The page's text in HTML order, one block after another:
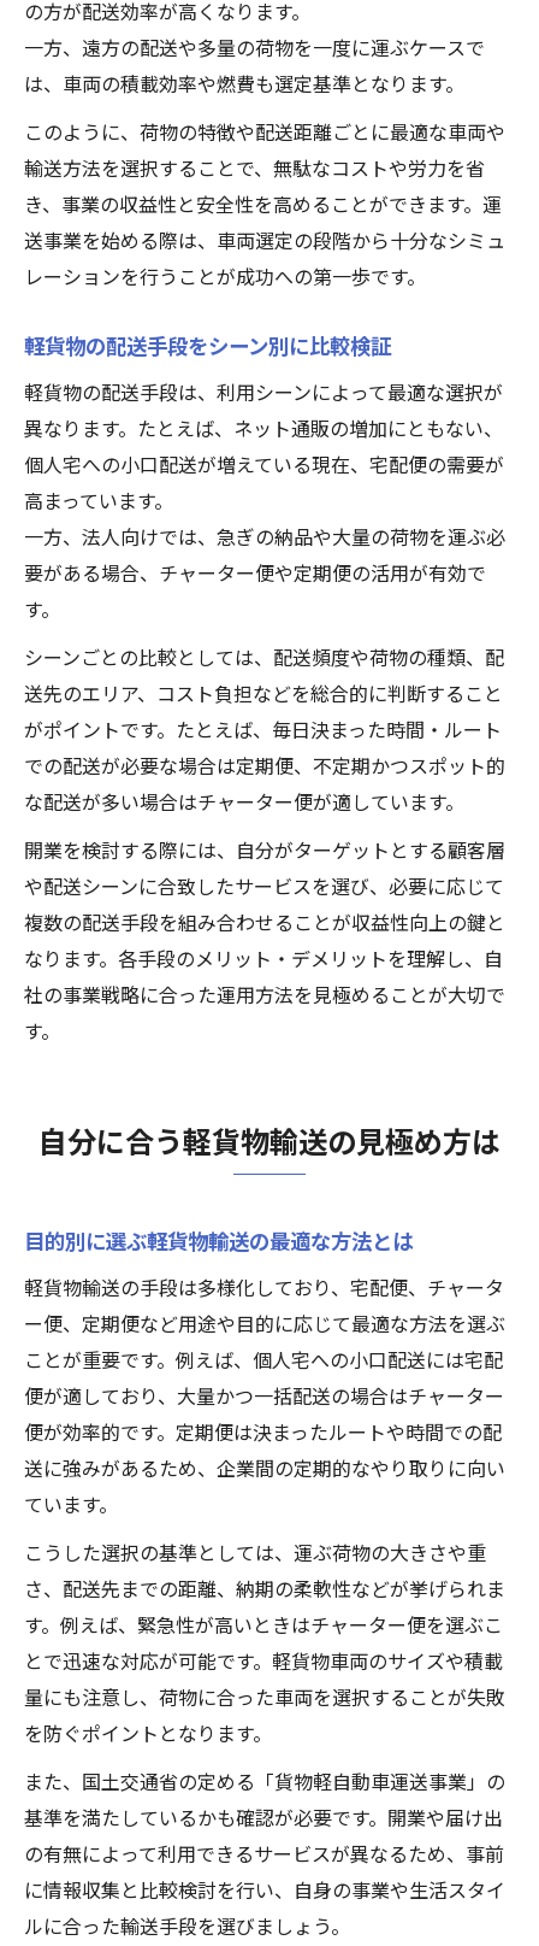
の方が配送効率が高くなります。
一方、遠方の配送や多量の荷物を一度に運ぶケースで
は、車両の積載効率や燃費も選定基準となります。
このように、荷物の特徴や配送距離ごとに最適な車両や
輸送方法を選択することで、無駄なコストや労力を省
き、事業の収益性と安全性を高めることができます。運
送事業を始める際は、車両選定の段階から十分なシミュ
レーションを行うことが成功への第一歩です。
軽貨物の配送手段をシーン別に比較検証
軽貨物の配送手段は、利用シーンによって最適な選択が
異なります。たとえば、ネット通販の増加にともない、
個人宅への小口配送が増えている現在、宅配便の需要が
高まっています。
一方、法人向けでは、急ぎの納品や大量の荷物を運ぶ必
要がある場合、チャーター便や定期便の活用が有効で
す。
シーンごとの比較としては、配送頻度や荷物の種類、配
送先のエリア、コスト負担などを総合的に判断すること
がポイントです。たとえば、毎日決まった時間・ルート
での配送が必要な場合は定期便、不定期かつスポット的
な配送が多い場合はチャーター便が適しています。
開業を検討する際には、自分がターゲットとする顧客層
や配送シーンに合致したサービスを選び、必要に応じて
複数の配送手段を組み合わせることが収益性向上の鍵と
なります。各手段のメリット・デメリットを理解し、自
社の事業戦略に合った運用方法を見極めることが大切で
す。
自分に合う軽貨物輸送の見極め方は
目的別に選ぶ軽貨物輸送の最適な方法とは
軽貨物輸送の手段は多様化しており、宅配便、チャータ
ー便、定期便など用途や目的に応じて最適な方法を選ぶ
ことが重要です。例えば、個人宅への小口配送には宅配
便が適しており、大量かつ一括配送の場合はチャーター
便が効率的です。定期便は決まったルートや時間での配
送に強みがあるため、企業間の定期的なやり取りに向い
ています。
こうした選択の基準としては、運ぶ荷物の大きさや重
さ、配送先までの距離、納期の柔軟性などが挙げられま
す。例えば、緊急性が高いときはチャーター便を選ぶこ
とで迅速な対応が可能です。軽貨物車両のサイズや積載
量にも注意し、荷物に合った車両を選択することが失敗
を防ぐポイントとなります。
また、国土交通省の定める「貨物軽自動車運送事業」の
基準を満たしているかも確認が必要です。開業や届け出
の有無によって利用できるサービスが異なるため、事前
に情報収集と比較検討を行い、自身の事業や生活スタイ
ルに合った輸送手段を選びましょう。